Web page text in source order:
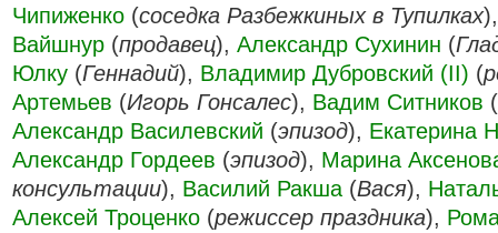
Чипиженко (соседка Разбежкиных в Тупилках
Вайшнур (продавец), Александр Сухинин (
Юлку (Геннадий), Владимир Дубровский (II) (
Артемьев (Игорь Гонсалес), Вадим Ситников (
Александр Василевский (эпизод), Екатерина
Александр Гордеев (эпизод), Марина
консультации), Василий Ракша (Вася),
Алексей Троценко (режиссер праздника),